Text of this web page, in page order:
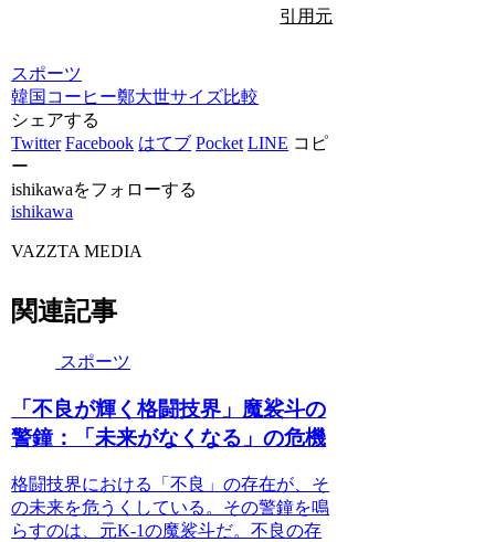
引用元
スポーツ
韓国 コーヒー鄭大世サイズ比較
シェアする
Twitter Facebook はてブ Pocket LINE コピ
ー
ishikawaをフォローする
ishikawa
VAZZTA MEDIA
関連記事
スポーツ
「不良が輝く格闘技界」魔裟斗の
警鐘：「未来がなくなる」の危機
格闘技界における「不良」の存在が、そ
の未来を危うくしている。その警鐘を鳴
らすのは、元K-1の魔裟斗だ。不良の存